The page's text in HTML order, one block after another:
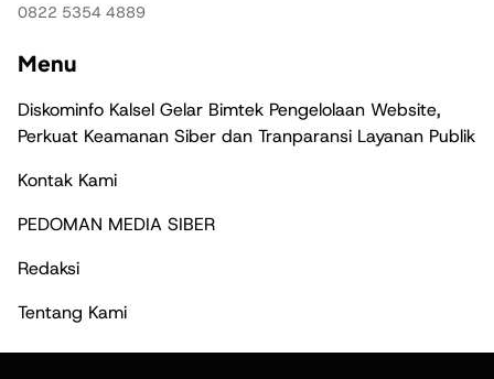
0822 5354 4889
Menu
Diskominfo Kalsel Gelar Bimtek Pengelolaan Website,
Perkuat Keamanan Siber dan Tranparansi Layanan Publik
Kontak Kami
PEDOMAN MEDIA SIBER
Redaksi
Tentang Kami